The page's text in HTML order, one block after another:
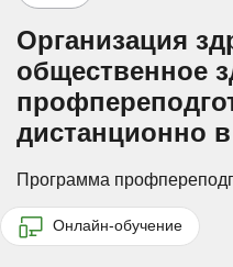
Организация
общественное
дистанционно
Программа
Онлайн-обучение